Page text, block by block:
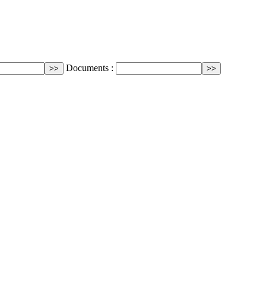
Documents :